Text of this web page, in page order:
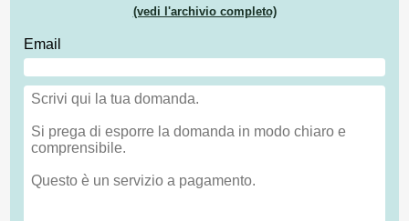
(vedi l'archivio completo)
Email